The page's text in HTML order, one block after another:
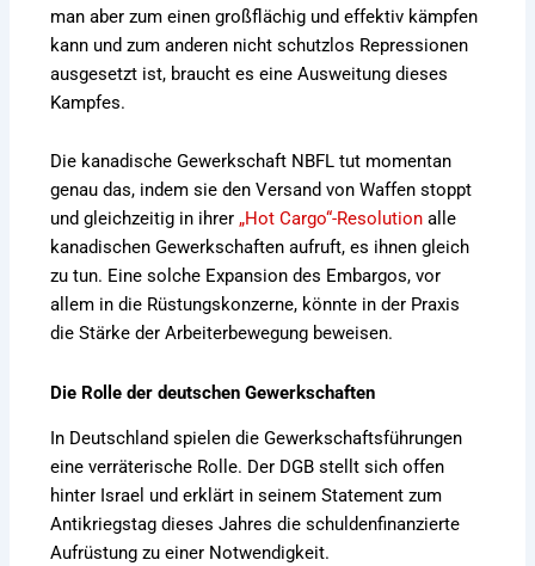
man aber zum einen großflächig und effektiv kämpfen
kann und zum anderen nicht schutzlos Repressionen
ausgesetzt ist, braucht es eine Ausweitung dieses
Kampfes.
Die kanadische Gewerkschaft NBFL tut momentan
genau das, indem sie den Versand von Waffen stoppt
und gleichzeitig in ihrer „Hot Cargo“-Resolution alle
kanadischen Gewerkschaften aufruft, es ihnen gleich
zu tun. Eine solche Expansion des Embargos, vor
allem in die Rüstungskonzerne, könnte in der Praxis
die Stärke der Arbeiterbewegung beweisen.
Die Rolle der deutschen Gewerkschaften
In Deutschland spielen die Gewerkschaftsführungen
eine verräterische Rolle. Der DGB stellt sich offen
hinter Israel und erklärt in seinem Statement zum
Antikriegstag dieses Jahres die schuldenfinanzierte
Aufrüstung zu einer Notwendigkeit.